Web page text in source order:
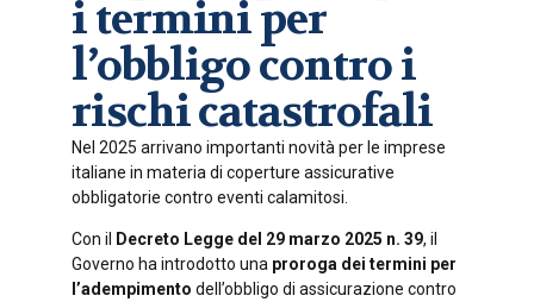
i termini per
l’obbligo contro i
rischi catastrofali
Nel 2025 arrivano importanti novità per le imprese
italiane in materia di coperture assicurative
obbligatorie contro eventi calamitosi.
Con il Decreto Legge del 29 marzo 2025 n. 39, il
Governo ha introdotto una proroga dei termini per
l’adempimento dell’obbligo di assicurazione contro